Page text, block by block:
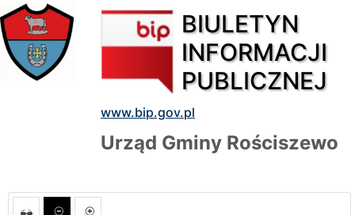
BIULETYN
INFORMACJI
PUBLICZNEJ
www.bip.gov.pl
Urząd Gminy Rościszewo